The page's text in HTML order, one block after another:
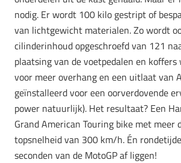
nodig. Er wordt 100 kilo gestript of
van lichtgewicht materialen. Zo wordt
cilinderinhoud opgeschroefd van 121
plaatsing van de voetpedalen en
voor meer overhang en een uitlaat van
geïnstalleerd voor een oorverdovende
power natuurlijk). Het resultaat? Een
Grand American Touring bike met meer
topsnelheid van 300 km/h. Én
seconden van de MotoGP af liggen!